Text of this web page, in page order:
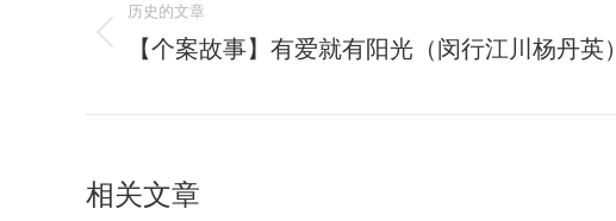
章
航
历史的文章
历
的
章：
【个案故事】有爱就有阳光（闵行江川杨丹英）
相关文章